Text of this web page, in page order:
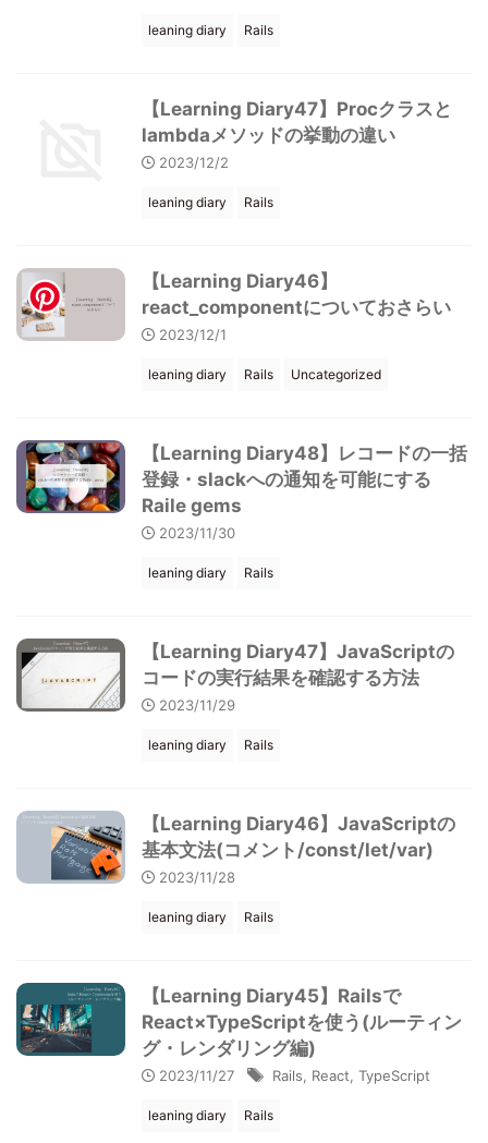
leaning diary Rails
【Learning Diary47】Procクラスと
lambdaメソッドの挙動の違い
2023/12/2
leaning diary Rails
【Learning Diary46】
react_componentについておさらい
2023/12/1
leaning diary Rails Uncategorized
【Learning Diary48】レコードの一括
登録・slackへの通知を可能にする
Raile gems
2023/11/30
leaning diary Rails
【Learning Diary47】JavaScriptの
コードの実行結果を確認する方法
2023/11/29
leaning diary Rails
【Learning Diary46】JavaScriptの
基本文法(コメント/const/let/var)
2023/11/28
leaning diary Rails
【Learning Diary45】Railsで
React×TypeScriptを使う(ルーティン
グ・レンダリング編)
2023/11/27 Rails React TypeScript
leaning diary Rails